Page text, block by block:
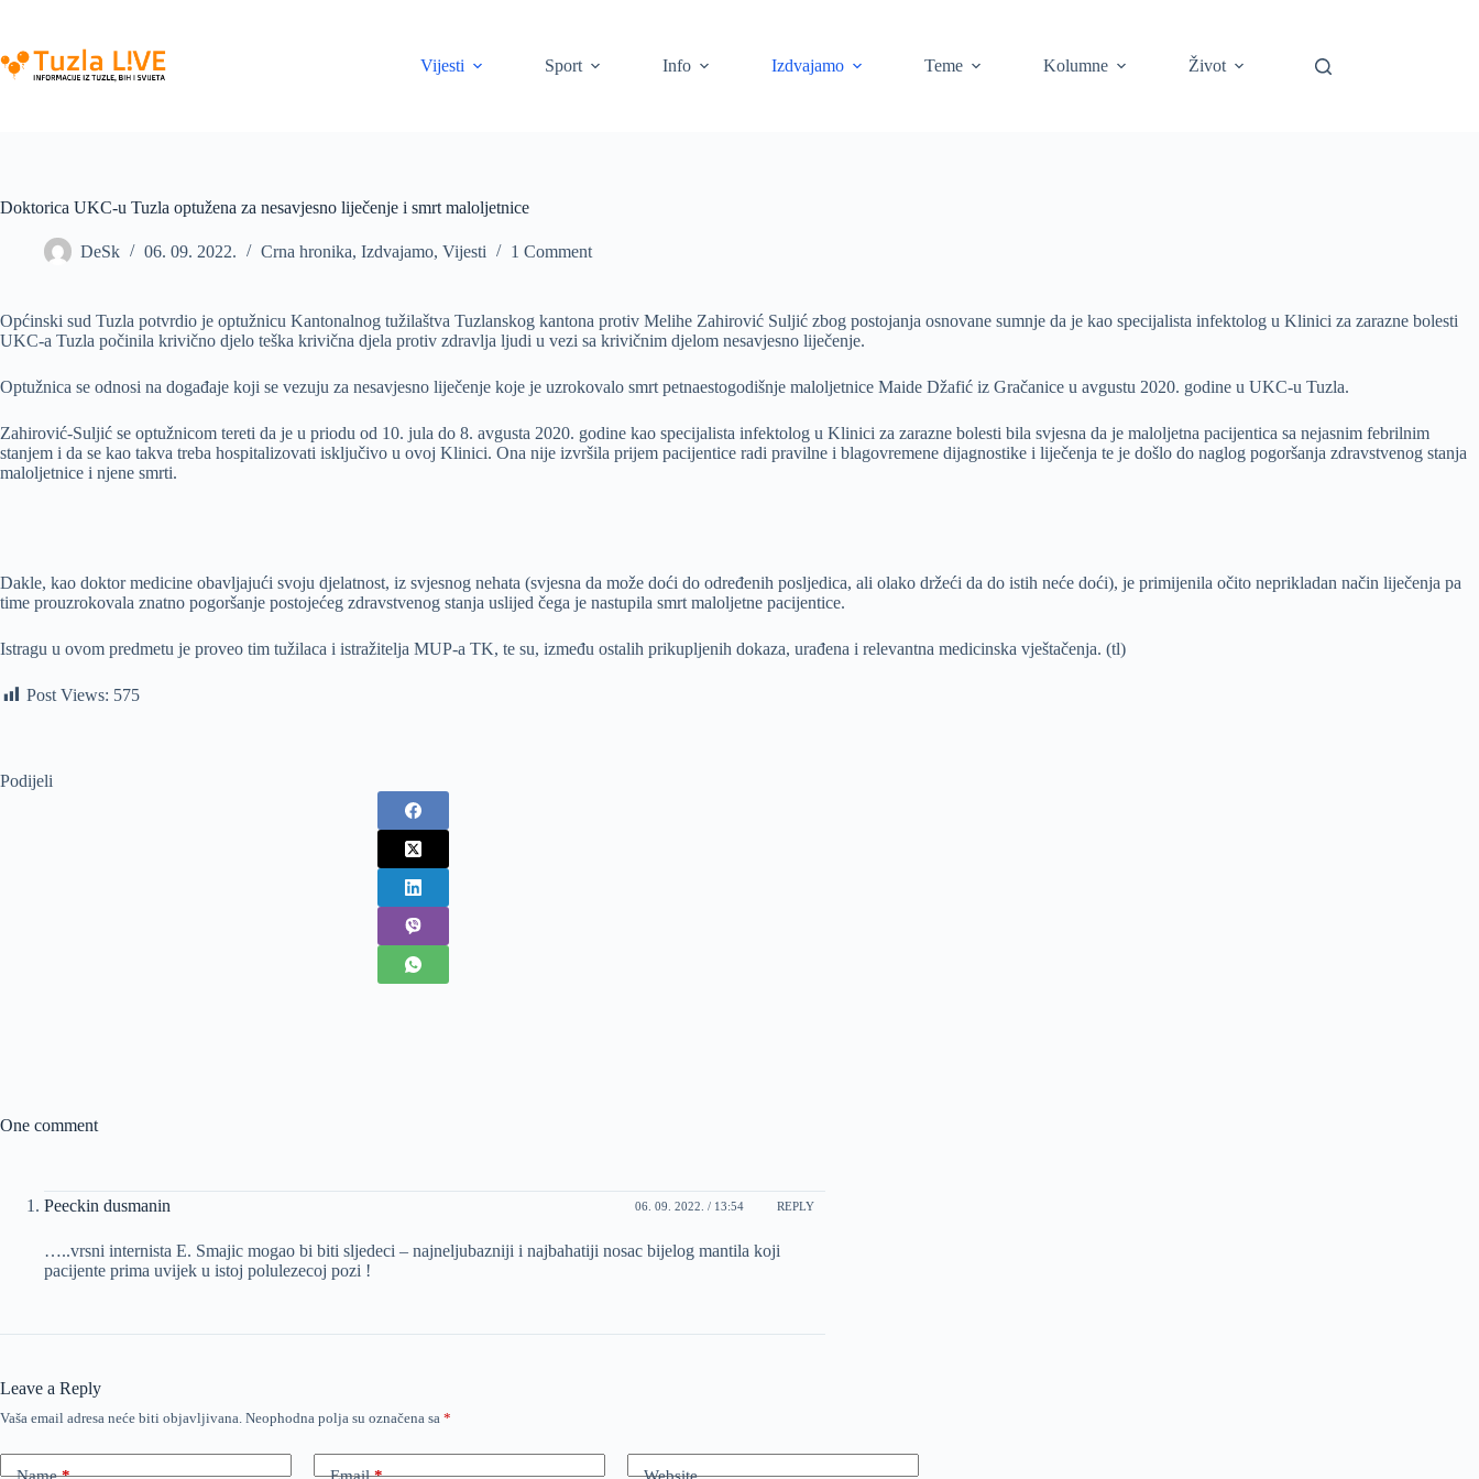
content
Vijesti
Sport Info Izdvajamo Teme Kolumne Život
Doktorica UKC-u Tuzla optužena za nesavjesno liječenje i smrt maloljetnice
DeSk 06. 09. 2022. Crna hronika, Izdvajamo, Vijesti 1 Comment
Općinski sud Tuzla potvrdio je optužnicu Kantonalnog tužilaštva Tuzlanskog kantona protiv Melihe Zahirović Suljić zbog postojanja osnovane sumnje da je kao specijalista infektolog u Klinici za zarazne bolesti
UKC-a Tuzla počinila krivično djelo teška krivična djela protiv zdravlja ljudi u vezi sa krivičnim djelom nesavjesno liječenje.
Optužnica se odnosi na događaje koji se vezuju za nesavjesno liječenje koje je uzrokovalo smrt petnaestogodišnje maloljetnice Maide Džafić iz Gračanice u avgustu 2020. godine u UKC-u Tuzla.
Zahirović-Suljić se optužnicom tereti da je u priodu od 10. jula do 8. avgusta 2020. godine kao specijalista infektolog u Klinici za zarazne bolesti bila svjesna da je maloljetna pacijentica sa nejasnim febrilnim
stanjem i da se kao takva treba hospitalizovati isključivo u ovoj Klinici. Ona nije izvršila prijem pacijentice radi pravilne i blagovremene dijagnostike i liječenja te je došlo do naglog pogoršanja zdravstvenog stanja
maloljetnice i njene smrti.
Dakle, kao doktor medicine obavljajući svoju djelatnost, iz svjesnog nehata (svjesna da može doći do određenih posljedica, ali olako držeći da do istih neće doći), je primijenila očito neprikladan način liječenja pa
time prouzrokovala znatno pogoršanje postojećeg zdravstvenog stanja uslijed čega je nastupila smrt maloljetne pacijentice.
Istragu u ovom predmetu je proveo tim tužilaca i istražitelja MUP-a TK, te su, između ostalih prikupljenih dokaza, urađena i relevantna medicinska vještačenja. (tl)
Post Views: 575
Podijeli
One comment
Peeckin dusmanin 06. 09. 2022. / 13:54 REPLY
…..vrsni internista E. Smajic mogao bi biti sljedeci – najneljubazniji i najbahatiji nosac bijelog mantila koji
pacijente prima uvijek u istoj polulezecoj pozi !
Leave a Reply
Vaša email adresa neće biti objavljivana. Neophodna polja su označena sa *